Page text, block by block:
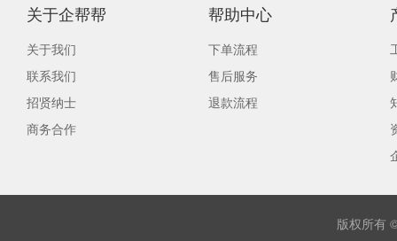
关于企帮帮
关于我们
联系我们
招贤纳士
商务合作
帮助中心
下单流程
售后服务
退款流程
版权所有